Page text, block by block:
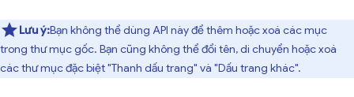
Lưu ý:Bạn không thể dùng API này để thêm hoặc xoá các mục
trong thư mục gốc. Bạn cũng không thể đổi tên, di chuyển hoặc xoá
các thư mục đặc biệt "Thanh dấu trang" và "Dấu trang khác".